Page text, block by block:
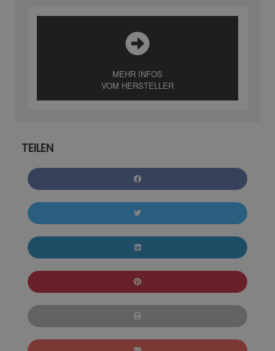
MEHR INFOS
VOM HERSTELLER
TEILEN